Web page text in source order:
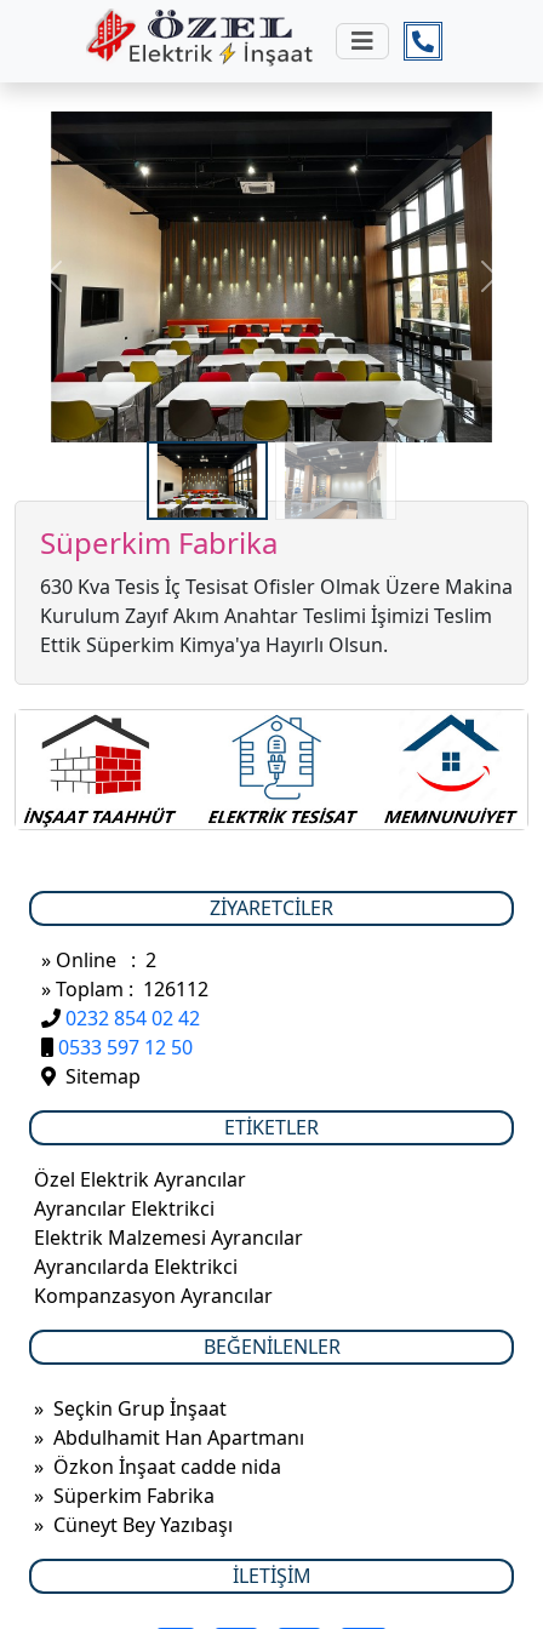
Previous Next
Süperkim Fabrika
630 Kva Tesis İç Tesisat Ofisler Olmak Üzere Makina
Kurulum Zayıf Akım Anahtar Teslimi İşimizi Teslim
Ettik Süperkim Kimya'ya Hayırlı Olsun.
ZIYARETCILER
» Online : 2
» Toplam : 126112
0232 854 02 42
0533 597 12 50
Sitemap
ETIKETLER
Özel Elektrik Ayrancılar
Ayrancılar Elektrikci
Elektrik Malzemesi Ayrancılar
Ayrancılarda Elektrikci
Kompanzasyon Ayrancılar
BEĞENILENLER
» Seçkin Grup İnşaat
» Abdulhamit Han Apartmanı
» Özkon İnşaat cadde nida
» Süperkim Fabrika
» Cüneyt Bey Yazıbaşı
İLETIŞIM